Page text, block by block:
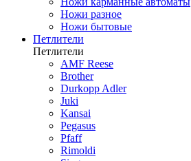
Ножи разное
Ножи бытовые
Петлители
Петлители
AMF Reese
Brother
Durkopp Adler
Juki
Kansai
Pegasus
Pfaff
Rimoldi